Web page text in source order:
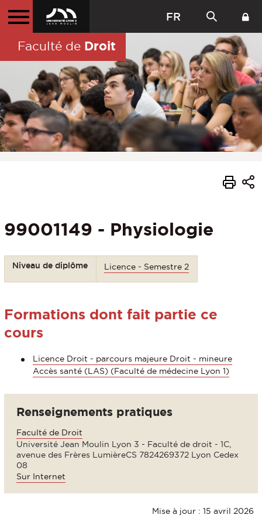
FR
Faculté de Droit
99001149 - Physiologie
Niveau de diplôme Licence - Semestre 2
Formations dont fait partie ce
cours
Licence Droit - parcours majeure Droit - mineure
Accès santé (LAS) (Faculté de médecine Lyon 1)
Renseignements pratiques
Faculté de Droit
Université Jean Moulin Lyon 3 - Faculté de droit - 1C,
avenue des Frères LumièreCS 7824269372 Lyon Cedex
08
Sur Internet
Mise à jour : 15 avril 2026